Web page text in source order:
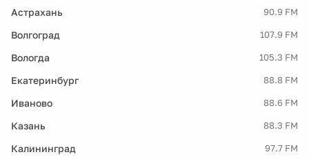
Астрахань 90.9 FM
Волгоград 107.9 FM
Вологда 105.3 FM
Екатеринбург 88.8 FM
Иваново 88.6 FM
Казань 88.3 FM
Калининград 97.7 FM